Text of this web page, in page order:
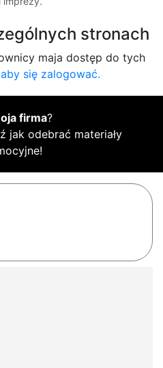
stronach
maja dostęp do tych
się zalogować.
firma?
jak odebrać materiały